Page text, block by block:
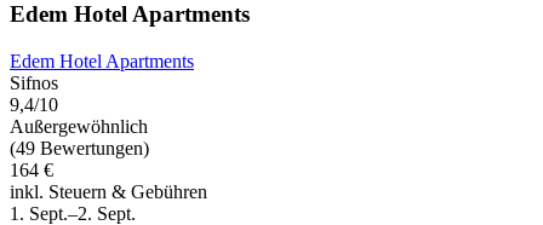
Edem Hotel Apartments
Edem Hotel Apartments
Sifnos
9,4/10
Außergewöhnlich
(49 Bewertungen)
164 €
inkl. Steuern & Gebühren
1. Sept.–2. Sept.